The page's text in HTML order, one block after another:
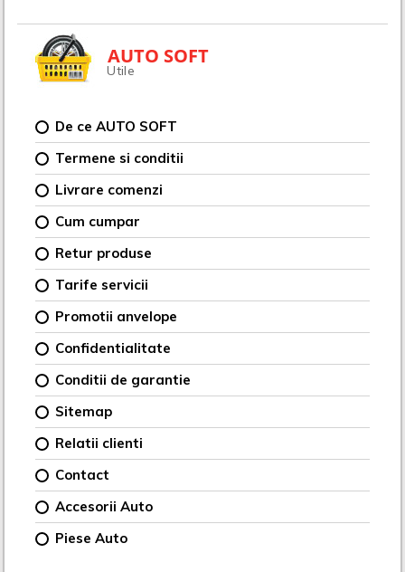
AUTO SOFT
Utile
De ce AUTO SOFT
Termene si conditii
Livrare comenzi
Cum cumpar
Retur produse
Tarife servicii
Promotii anvelope
Confidentialitate
Conditii de garantie
Sitemap
Relatii clienti
Contact
Accesorii Auto
Piese Auto